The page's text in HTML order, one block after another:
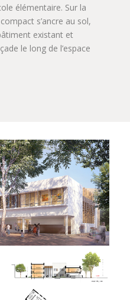
élémentaire. Sur la
s’ancre au sol,
existant et
le long de l’espace